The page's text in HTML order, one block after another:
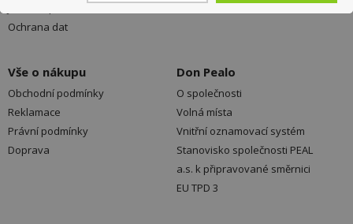
Jak nakupovat - FAQ
Ochrana dat
Platební možnosti
Vše o nákupu
Obchodní podmínky
Reklamace
Právní podmínky
Doprava
Don Pealo
O společnosti
Volná místa
Vnitřní oznamovací systém
Stanovisko společnosti PEAL
a.s. k připravované směrnici
EU TPD 3